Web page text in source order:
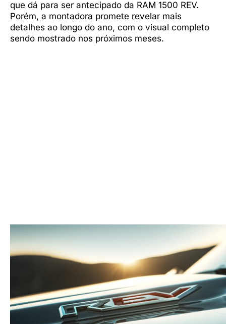
que dá para ser antecipado da RAM 1500 REV.
Porém, a montadora promete revelar mais
detalhes ao longo do ano, com o visual completo
sendo mostrado nos próximos meses.